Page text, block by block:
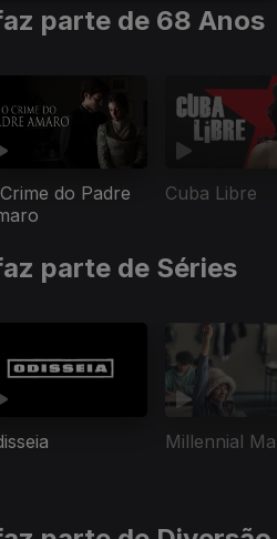
parte de 68 Anos
do Padre
Cuba Libre
parte de Séries
Millennial